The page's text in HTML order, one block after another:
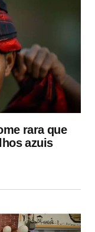
rara que
azuis